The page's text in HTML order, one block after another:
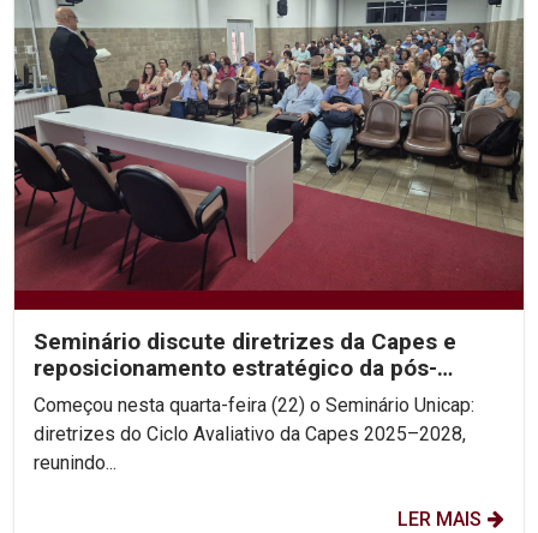
Seminário discute diretrizes da Capes e
reposicionamento estratégico da pós-
graduação
Começou nesta quarta-feira (22) o Seminário Unicap:
diretrizes do Ciclo Avaliativo da Capes 2025–2028,
reunindo...
LER MAIS